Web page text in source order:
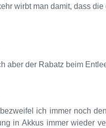
wirbt man damit, dass
aber der Rabatz beim
ich immer noch
in Akkus immer wieder